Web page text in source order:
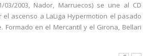
03/2003, Nador, Marruecos) se une al CD
el ascenso a LaLiga Hypermotion el pasado
Formado en el Mercantil y el Girona, Bellari